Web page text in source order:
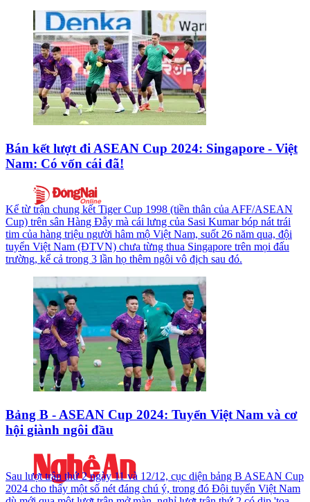
Bán kết lượt đi ASEAN Cup 2024: Singapore - Việt
Nam: Có vốn cái đã!
Kể từ trận chung kết Tiger Cup 1998 (tiền thân của AFF/ASEAN
Cup) trên sân Hàng Đẫy mà cái lưng của Sasi Kumar bóp nát trái
tim của hàng triệu người hâm mộ Việt Nam, suốt 26 năm qua, đội
tuyển Việt Nam (ĐTVN) chưa từng thua Singapore trên mọi đấu
trường, kể cả trong 3 lần họ thêm ngôi vô địch sau đó.
Bảng B - ASEAN Cup 2024: Tuyển Việt Nam và cơ
hội giành ngôi đầu
Sau lượt trận thứ 2 ngày 11 và 12/12, cục diện bảng B ASEAN Cup
2024 cho thấy một số nét đáng chú ý, trong đó Đội tuyển Việt Nam